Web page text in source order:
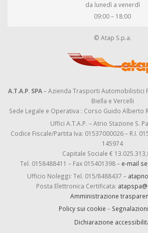
da lunedì a venerdì
09:00 – 18:00
© Atap S.p.a.
A.T.A.P. SPA– Azienda Trasporti Automobilistici
Biella e Vercelli
Sede Legale e Operativa : Corso Guido Alberto
Uffici A.T.A.P. – Atrio Stazione S.
Codice Fiscale/Partita Iva: 01537000026 – R.I.
145974
Capitale Sociale €
Tel. 0158488411 – Fax 015401398 – e-mail
Ufficio Noleggi: Tel. 015/8488437 –
Posta Elettronica Certificata:
Amministrazione
Policy sui cookie –
Dichiarazione